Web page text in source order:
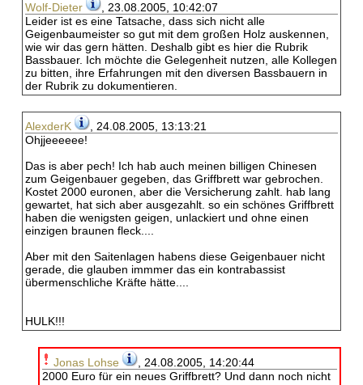
Wolf-Dieter
, 23.08.2005, 10:42:07
Leider ist es eine Tatsache, dass sich nicht alle
Geigenbaumeister so gut mit dem großen Holz auskennen,
wie wir das gern hätten. Deshalb gibt es hier die Rubrik
Bassbauer. Ich möchte die Gelegenheit nutzen, alle Kollegen
zu bitten, ihre Erfahrungen mit den diversen Bassbauern in
der Rubrik zu dokumentieren.
AlexderK
, 24.08.2005, 13:13:21
Ohjjeeeeee!
Das is aber pech! Ich hab auch meinen billigen Chinesen
zum Geigenbauer gegeben, das Griffbrett war gebrochen.
Kostet 2000 euronen, aber die Versicherung zahlt. hab lang
gewartet, hat sich aber ausgezahlt. so ein schönes Griffbrett
haben die wenigsten geigen, unlackiert und ohne einen
einzigen braunen fleck....
Aber mit den Saitenlagen habens diese Geigenbauer nicht
gerade, die glauben immmer das ein kontrabassist
übermenschliche Kräfte hätte....
HULK!!!
Jonas Lohse
, 24.08.2005, 14:20:44
2000 Euro für ein neues Griffbrett? Und dann noch nicht